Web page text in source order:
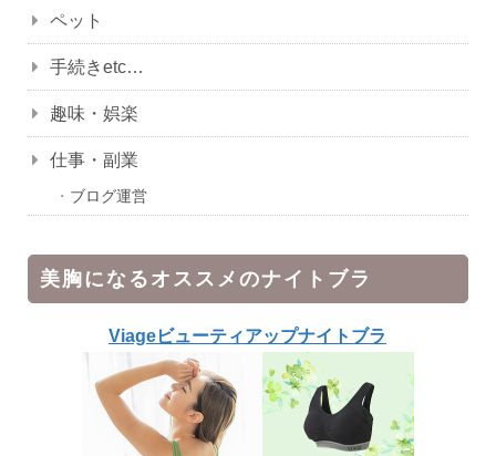
ペット
手続きetc…
趣味・娯楽
仕事・副業
ブログ運営
美胸になるオススメのナイトブラ
Viageビューティアップナイトブラ